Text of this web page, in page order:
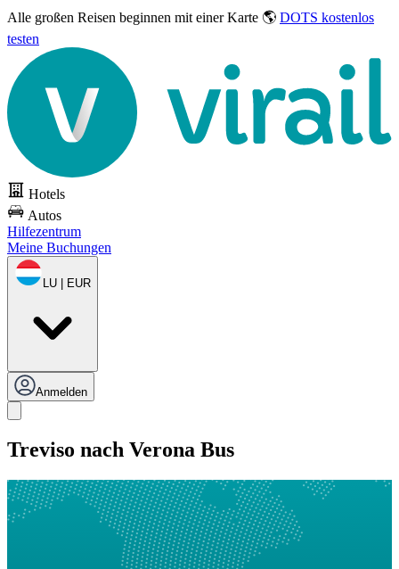
Alle großen Reisen beginnen mit einer Karte 🌎 DOTS kostenlos
testen
Hotels
Autos
Hilfezentrum
Meine Buchungen
LU | EUR
Anmelden
Treviso nach Verona Bus